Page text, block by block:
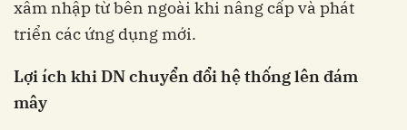
xâm nhập từ bên ngoài khi nâng cấp và phát
triển các ứng dụng mới.
Lợi ích khi DN chuyển đổi hệ thống lên đám
mây